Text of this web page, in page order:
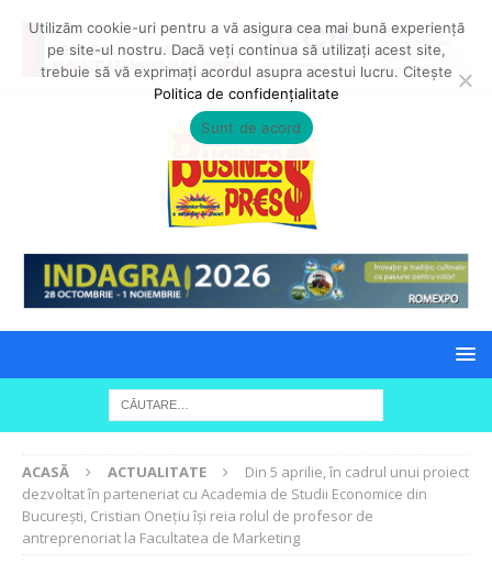
ACASĂ ACTUALITATE
Din 5 aprilie, în cadrul unui proiect
dezvoltat în parteneriat cu Academia de Studii Economice din
București, Cristian Onețiu își reia rolul de profesor de
antreprenoriat la Facultatea de Marketing
Utilizăm cookie-uri pentru a vă asigura cea mai bună experiență
pe site-ul nostru. Dacă veți continua să utilizați acest site,
trebuie să vă exprimați acordul asupra acestui lucru. Citește
Politica de confidențialitate
Sunt de acord